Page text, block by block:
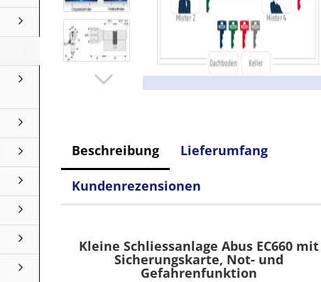
Beschreibung Lieferumfang
Kundenrezensionen
Kleine Schliessanlage Abus EC660 mit
Sicherungskarte, Not- und
Gefahrenfunktion